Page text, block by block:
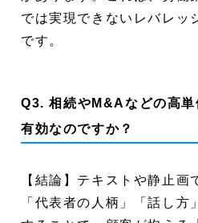
では実現できないレバレッ
です。
Q3. 相続やM&Aなどの高
有効なのですか？
【結論】テキストや静止画
「代表者の人柄」「話し